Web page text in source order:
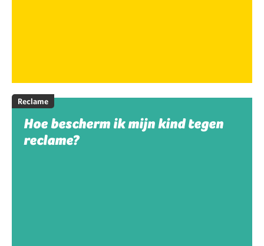
Reclame
Hoe bescherm ik mijn kind tegen
reclame?